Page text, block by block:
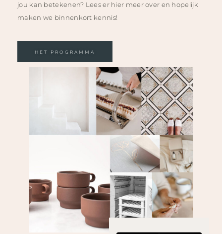
jou kan betekenen? Lees er hier meer over en hopelijk
maken we binnenkort kennis!
HET PROGRAMMA